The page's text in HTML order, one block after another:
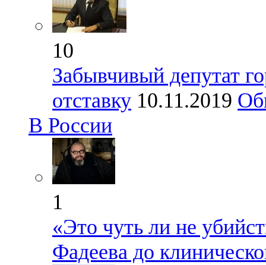
10
Забывчивый депутат
отставку 10.11.2019
В России
1
«Это чуть ли не
Фадеева до